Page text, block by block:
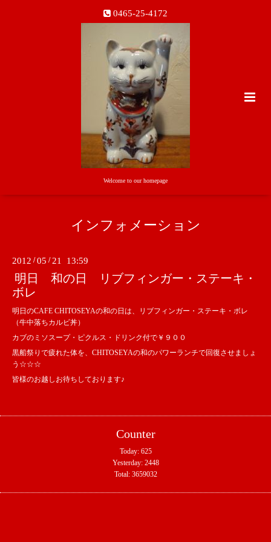
0465-25-4172
Welcome to our homepage
インフォメーション
2012 /05 / 21 13:59
明日 和の日 リブフィンガー・ステーキ・
ボレ
明日のCAFE CHITOSEYAの和の日は、リブフィンガー・ステーキ・ボレ
（牛中落ちカルビ丼）
カブのミソスープ・ピクルス・ドリンク付で￥９００
黒船祭りで疲れた体を、CHITOSEYAの和のパワーランチで回復させましょ
う☆☆☆
皆様のお越しお待ちしております♪
Counter
Today: 625
Yesterday: 2448
Total: 3659032